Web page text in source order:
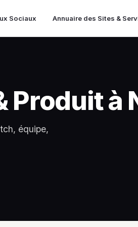
Sociaux Annuaire des Sites &
Produit à
équipe,